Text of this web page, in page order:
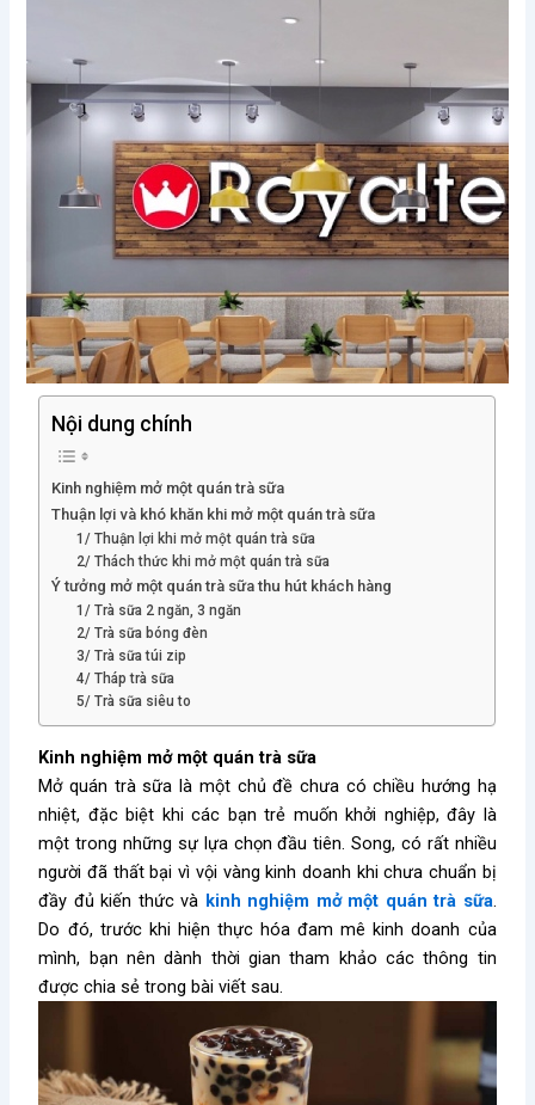
Nội dung chính
Kinh nghiệm mở một quán trà sữa
Thuận lợi và khó khăn khi mở một quán trà sữa
1/ Thuận lợi khi mở một quán trà sữa
2/ Thách thức khi mở một quán trà sữa
Ý tưởng mở một quán trà sữa thu hút khách hàng
1/ Trà sữa 2 ngăn, 3 ngăn
2/ Trà sữa bóng đèn
3/ Trà sữa túi zip
4/ Tháp trà sữa
5/ Trà sữa siêu to
Kinh nghiệm mở một quán trà sữa
Mở quán trà sữa là một chủ đề chưa có chiều hướng hạ
nhiệt, đặc biệt khi các bạn trẻ muốn khởi nghiệp, đây là
một trong những sự lựa chọn đầu tiên. Song, có rất nhiều
người đã thất bại vì vội vàng kinh doanh khi chưa chuẩn bị
đầy đủ kiến thức và kinh nghiệm mở một quán trà sữa.
Do đó, trước khi hiện thực hóa đam mê kinh doanh của
mình, bạn nên dành thời gian tham khảo các thông tin
được chia sẻ trong bài viết sau.